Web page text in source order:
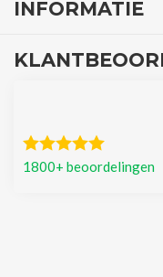
INFORMATIE
1800+ beoordelingen